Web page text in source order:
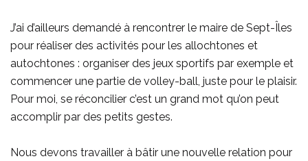
J’ai d’ailleurs demandé à rencontrer le maire de Sept-Îles
pour réaliser des activités pour les allochtones et
autochtones : organiser des jeux sportifs par exemple et
commencer une partie de volley-ball, juste pour le plaisir.
Pour moi, se réconcilier c’est un grand mot qu’on peut
accomplir par des petits gestes.
Nous devons travailler à bâtir une nouvelle relation pour